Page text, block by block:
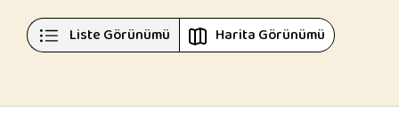
Liste Görünümü Harita Görünümü